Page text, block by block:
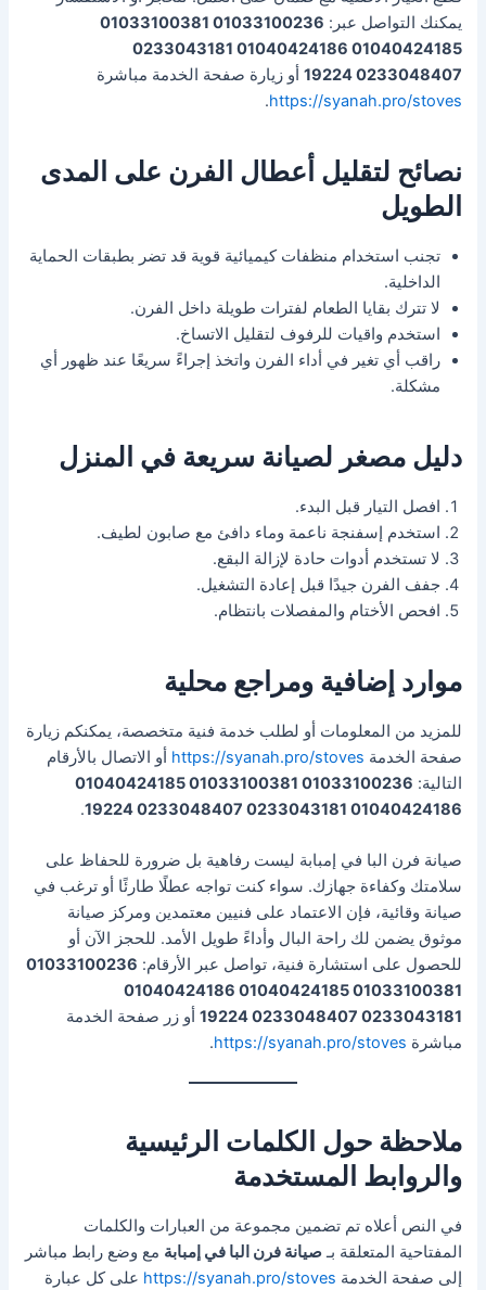
يمكنك التواصل عبر:
01033100236 01033100381
01040424185 01040424186 0233043181
0233048407 19224
أو زيارة صفحة الخدمة مباشرة
https://syanah.pro/stoves
.
نصائح لتقليل أعطال الفرن على المدى
الطويل
تجنب استخدام منظفات كيميائية قوية قد تضر بطبقات الحماية
الداخلية.
لا تترك بقايا الطعام لفترات طويلة داخل الفرن.
استخدم واقيات للرفوف لتقليل الاتساخ.
راقب أي تغير في أداء الفرن واتخذ إجراءً سريعًا عند ظهور أي
مشكلة.
دليل مصغر لصيانة سريعة في المنزل
افصل التيار قبل البدء.
استخدم إسفنجة ناعمة وماء دافئ مع صابون لطيف.
لا تستخدم أدوات حادة لإزالة البقع.
جفف الفرن جيدًا قبل إعادة التشغيل.
افحص الأختام والمفصلات بانتظام.
موارد إضافية ومراجع محلية
للمزيد من المعلومات أو لطلب خدمة فنية متخصصة، يمكنكم زيارة
صفحة الخدمة https://syanah.pro/stoves أو الاتصال بالأرقام
التالية:
01033100236 01033100381 01040424185
01040424186 0233043181 0233048407 19224
.
صيانة فرن البا في إمبابة ليست رفاهية بل ضرورة للحفاظ على
سلامتك وكفاءة جهازك. سواء كنت تواجه عطلًا طارئًا أو ترغب في
صيانة وقائية، فإن الاعتماد على فنيين معتمدين ومركز صيانة
موثوق يضمن لك راحة البال وأداءً طويل الأمد. للحجز الآن أو
للحصول على استشارة فنية، تواصل عبر الأرقام: 01033100236
01033100381 01040424185 01040424186
0233043181 0233048407 19224
أو زر صفحة الخدمة
مباشرة https://syanah.pro/stoves
.
ملاحظة حول الكلمات الرئيسية
والروابط المستخدمة
في النص أعلاه تم تضمين مجموعة من العبارات والكلمات
المفتاحية المتعلقة بـصيانة فرن البا في إمبابة مع وضع رابط مباشر
إلى صفحة الخدمة https://syanah.pro/stoves على كل عبارة